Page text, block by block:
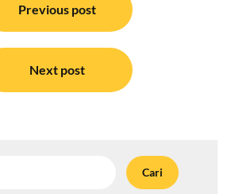
Previous post
Next post